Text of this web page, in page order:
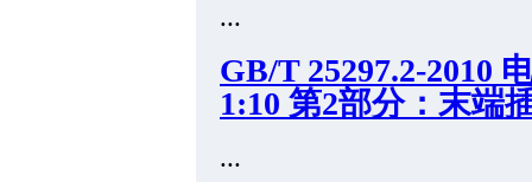
...
GB/T 25297.2-2010
1:10 第2部分：末端
...